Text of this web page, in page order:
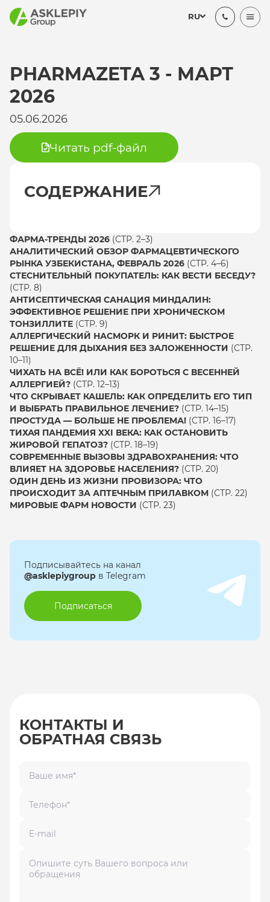
RU
PHARMAZETA 3 - МАРТ
2026
05.06.2026
Читать pdf-файл
СОДЕРЖАНИЕ
ФАРМА-ТРЕНДЫ 2026 (СТР. 2–3)
АНАЛИТИЧЕСКИЙ ОБЗОР ФАРМАЦЕВТИЧЕСКОГО
РЫНКА УЗБЕКИСТАНА, ФЕВРАЛЬ 2026 (СТР. 4–6)
СТЕСНИТЕЛЬНЫЙ ПОКУПАТЕЛЬ: КАК ВЕСТИ БЕСЕДУ?
(СТР. 8)
АНТИСЕПТИЧЕСКАЯ САНАЦИЯ МИНДАЛИН:
ЭФФЕКТИВНОЕ РЕШЕНИЕ ПРИ ХРОНИЧЕСКОМ
ТОНЗИЛЛИТЕ (СТР. 9)
АЛЛЕРГИЧЕСКИЙ НАСМОРК И РИНИТ: БЫСТРОЕ
РЕШЕНИЕ ДЛЯ ДЫХАНИЯ БЕЗ ЗАЛОЖЕННОСТИ (СТР.
10–11)
ЧИХАТЬ НА ВСЁ! ИЛИ КАК БОРОТЬСЯ С ВЕСЕННЕЙ
АЛЛЕРГИЕЙ? (СТР. 12–13)
ЧТО СКРЫВАЕТ КАШЕЛЬ: КАК ОПРЕДЕЛИТЬ ЕГО ТИП
И ВЫБРАТЬ ПРАВИЛЬНОЕ ЛЕЧЕНИЕ? (СТР. 14–15)
ПРОСТУДА — БОЛЬШЕ НЕ ПРОБЛЕМА! (СТР. 16–17)
ТИХАЯ ПАНДЕМИЯ XXI ВЕКА: КАК ОСТАНОВИТЬ
ЖИРОВОЙ ГЕПАТОЗ? (СТР. 18–19)
СОВРЕМЕННЫЕ ВЫЗОВЫ ЗДРАВОХРАНЕНИЯ: ЧТО
ВЛИЯЕТ НА ЗДОРОВЬЕ НАСЕЛЕНИЯ? (СТР. 20)
ОДИН ДЕНЬ ИЗ ЖИЗНИ ПРОВИЗОРА: ЧТО
ПРОИСХОДИТ ЗА АПТЕЧНЫМ ПРИЛАВКОМ (СТР. 22)
МИРОВЫЕ ФАРМ НОВОСТИ (СТР. 23)
Подписывайтесь на канал
@asklepiygroup в Telegram
Подписаться
КОНТАКТЫ И
ОБРАТНАЯ СВЯЗЬ